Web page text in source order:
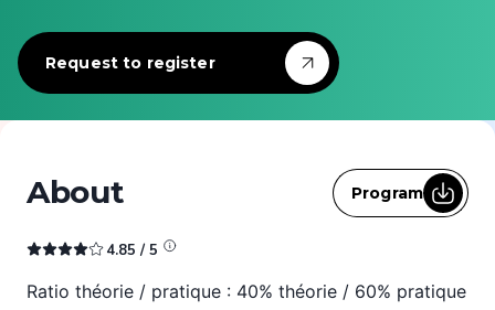
Request to register
About Program
4.85 / 5
Ratio théorie / pratique : 40% théorie / 60% pratique